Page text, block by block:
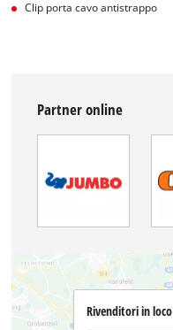
Clip porta cavo antistrappo
Partner online
Rivenditori in loco